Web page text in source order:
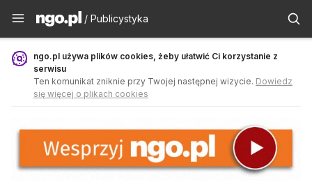
Publicystyka - ngo.pl
/ Publicystyka
ngo.pl używa plików cookies, żeby ułatwić Ci korzystanie z
serwisu
Ten komunikat zniknie przy Twojej następnej wizycie. Dowiedz
się więcej o plikach cookies